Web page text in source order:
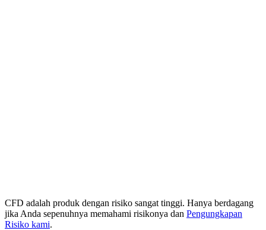
CFD adalah produk dengan risiko sangat tinggi. Hanya berdagang
jika Anda sepenuhnya memahami risikonya dan Pengungkapan
Risiko kami.